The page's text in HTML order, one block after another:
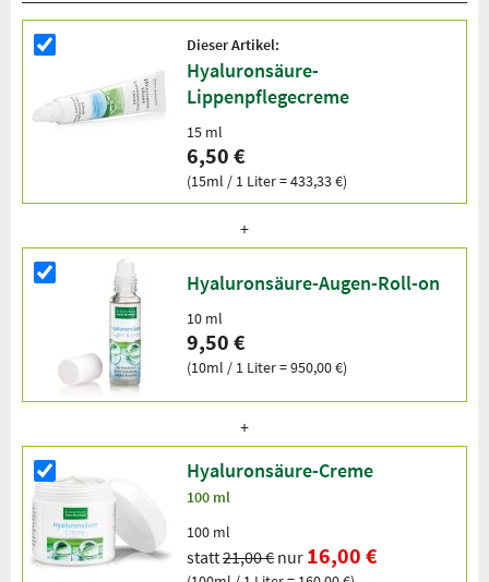
Dieser Artikel:
Hyaluronsäure-
Lippenpflegecreme
15 ml
6,50 €
(15ml / 1 Liter = 433,33 €)
Hyaluronsäure-Augen-Roll-on
10 ml
9,50 €
(10ml / 1 Liter = 950,00 €)
Hyaluronsäure-Creme
100 ml
100 ml
statt21,00 € nur 16,00 €